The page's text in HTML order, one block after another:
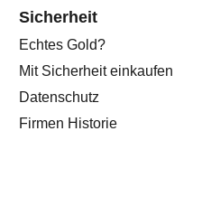
Sicherheit
Echtes Gold?
Mit Sicherheit einkaufen
Datenschutz
Firmen Historie